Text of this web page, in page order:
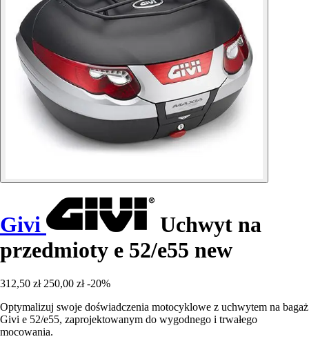
Givi
Uchwyt na
przedmioty e 52/e55 new
312,50 zł 250,00 zł -20%
Optymalizuj swoje doświadczenia motocyklowe z uchwytem na bagaż
Givi e 52/e55, zaprojektowanym do wygodnego i trwałego
mocowania.